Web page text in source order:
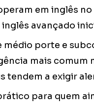
em inglês
avançado
médio porte e
mais
tendem a exigir
para quem